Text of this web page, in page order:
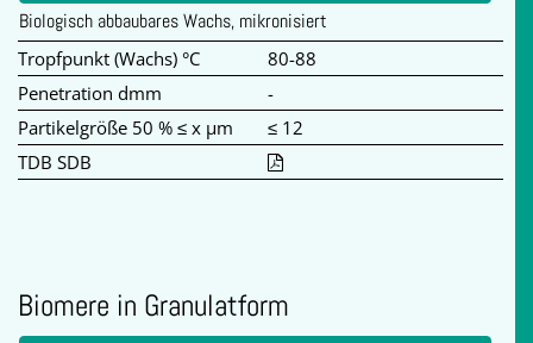
Biologisch abbaubares Wachs, mikronisiert
Tropfpunkt (Wachs) °C
80-88
Penetration dmm
-
Partikelgröße 50 % ≤ x µm
≤ 12
TDB SDB
Biomere in Granulatform